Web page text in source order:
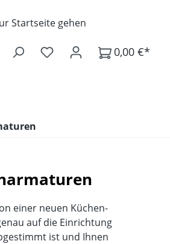
0,00 €*
einer neuen Küchen-
auf die Einrichtung
ist und Ihnen